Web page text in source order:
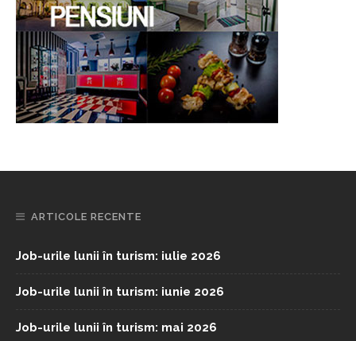
ARTICOLE RECENTE
Job-urile lunii în turism: iulie 2026
Job-urile lunii în turism: iunie 2026
Job-urile lunii în turism: mai 2026